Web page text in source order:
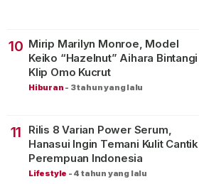
10 Mirip Marilyn Monroe, Model
Keiko “Hazelnut” Aihara Bintangi
Klip Omo Kucrut
Hiburan - 3 tahun yang lalu
11
Rilis 8 Varian Power Serum,
Hanasui Ingin Temani Kulit Cantik
Perempuan Indonesia
Lifestyle - 4 tahun yang lalu